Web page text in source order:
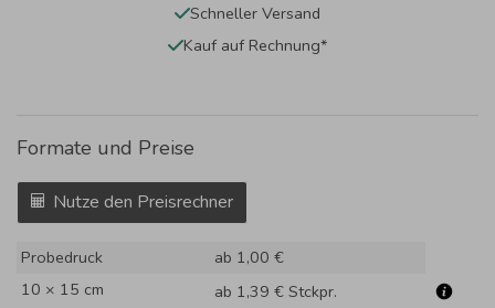
Schneller Versand
Kauf auf Rechnung*
Formate und Preise
Nutze den Preisrechner
Probedruck
ab 1,00 €
10 × 15 cm
ab 1,39 € Stckpr.